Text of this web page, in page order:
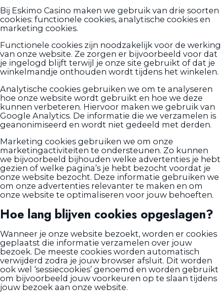
Bij Eskimo Casino maken we gebruik van drie soorten
cookies: functionele cookies, analytische cookies en
marketing cookies.
Functionele cookies zijn noodzakelijk voor de werking
van onze website. Ze zorgen er bijvoorbeeld voor dat
je ingelogd blijft terwijl je onze site gebruikt of dat je
winkelmandje onthouden wordt tijdens het winkelen.
Analytische cookies gebruiken we om te analyseren
hoe onze website wordt gebruikt en hoe we deze
kunnen verbeteren. Hiervoor maken we gebruik van
Google Analytics. De informatie die we verzamelen is
geanonimiseerd en wordt niet gedeeld met derden.
Marketing cookies gebruiken we om onze
marketingactiviteiten te ondersteunen. Zo kunnen
we bijvoorbeeld bijhouden welke advertenties je hebt
gezien of welke pagina’s je hebt bezocht voordat je
onze website bezocht. Deze informatie gebruiken we
om onze advertenties relevanter te maken en om
onze website te optimaliseren voor jouw behoeften.
Hoe lang blijven cookies opgeslagen?
Wanneer je onze website bezoekt, worden er cookies
geplaatst die informatie verzamelen over jouw
bezoek. De meeste cookies worden automatisch
verwijderd zodra je jouw browser afsluit. Dit worden
ook wel ‘sessiecookies’ genoemd en worden gebruikt
om bijvoorbeeld jouw voorkeuren op te slaan tijdens
jouw bezoek aan onze website.